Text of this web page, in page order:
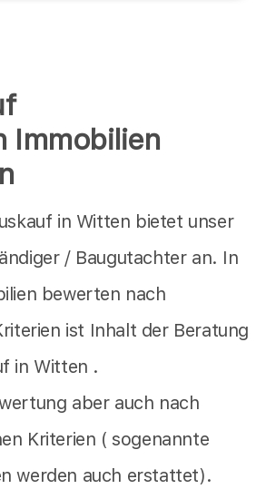
Immobilien
in Witten bietet unser
/ Baugutachter an. In
bewerten nach
ist Inhalt der Beratung
in Witten .
aber auch nach
Kriterien ( sogenannte
werden auch erstattet).